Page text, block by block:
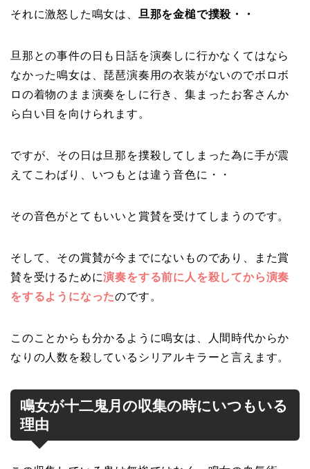
それに激怒した鳴女は、 旦那を金槌で撲殺・・
旦那との事件の日も日話を演奏しに行かなくてはなら
なかった鳴女は、琵琶演奏用の衣装がないのでボロボ
ロの着物のまま演奏をしに行き、集まったお客さんか
ら白い目を向けられます。
ですが、その日は旦那を撲殺してしまった為に手が震
えてこわばり、いつもとは違う音色に・・
その音色がとてもいいと賞賛を受けてしまうのです。
そして、その賞賛が今までにないものであり、また賞
賛を受けるために演奏をする前に人を殺してから演奏
をするようになったのです。
このことからも分かるように鳴女は、人間時代からか
なりの人数を殺しているシリアルキラーと言えます。
鳴女が十二鬼月の収集の時にいつもいる
理由